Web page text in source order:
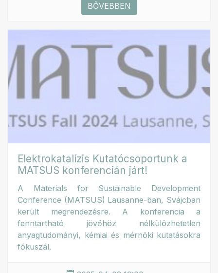
BŐVEBBEN
Elektrokatalízis Kutatócsoportunk a
MATSUS konferencián járt!
A Materials for Sustainable Development
Conference (MATSUS) Lausanne-ban, Svájcban
került megrendezésre. A konferencia a
fenntartható jövőhöz nélkülözhetetlen
anyagtudományi, kémiai és mérnöki kutatásokra
fókuszál.